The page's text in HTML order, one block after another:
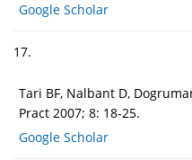
Google Scholar
17.
Tari BF, Nalbant D,
Pract 2007; 8: 18-25.
Google Scholar